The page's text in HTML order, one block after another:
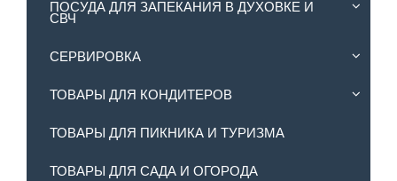
ПОСУДА ДЛЯ ЗАПЕКАНИЯ В ДУХОВКЕ И
СВЧ
СЕРВИРОВКА
ТОВАРЫ ДЛЯ КОНДИТЕРОВ
ТОВАРЫ ДЛЯ ПИКНИКА И ТУРИЗМА
ТОВАРЫ ДЛЯ САДА И ОГОРОДА